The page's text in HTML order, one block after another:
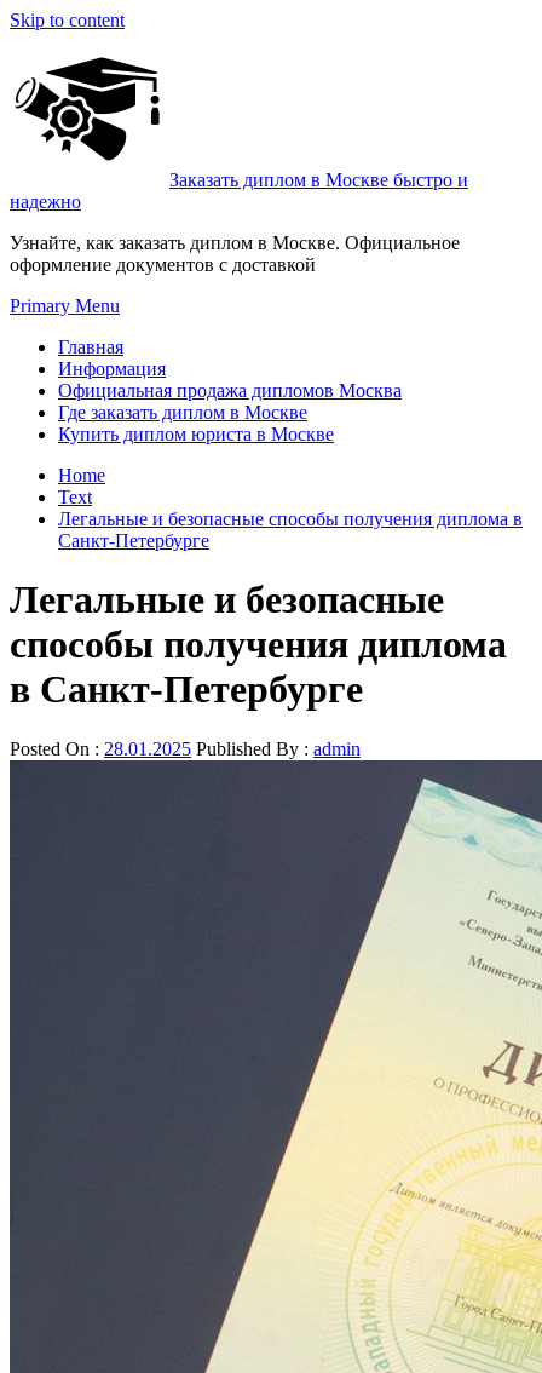
Skip to content
Заказать диплом в Москве быстро и
надежно
Узнайте, как заказать диплом в Москве. Официальное
оформление документов с доставкой
Primary Menu
Главная
Информация
Официальная продажа дипломов Москва
Где заказать диплом в Москве
Купить диплом юриста в Москве
Home
Text
Легальные и безопасные способы получения диплома в
Санкт-Петербурге
Легальные и безопасные
способы получения диплома
в Санкт-Петербурге
Posted On : 28.01.2025 Published By : admin